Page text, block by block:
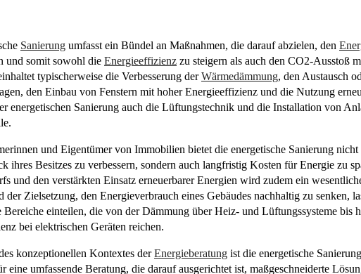
Sanierung umfasst ein Bündel an Maßnahmen, die darauf abzielen, den
und somit sowohl die Energieeffizienz zu steigern als auch den CO2-Ausstoß
typischerweise die Verbesserung derWärmedämmung, den Austausch
den Einbau von Fenstern mit hoher Energieeffizienz und die Nutzung
energetischen Sanierung auch die Lüftungstechnik und die Installation von
und Eigentümer von Immobilien bietet die energetische Sanierung nicht
ihres Besitzes zu verbessern, sondern auch langfristig Kosten für Energie zu
und den verstärkten Einsatz erneuerbarer Energien wird zudem ein
der Zielsetzung, den Energieverbrauch eines Gebäudes nachhaltig zu senken,
Bereiche einteilen, die von der Dämmung über Heiz- und Lüftungssysteme bis
bei elektrischen Geräten reichen.
konzeptionellen Kontextes derEnergieberatung ist die energetische
eine umfassende Beratung, die darauf ausgerichtet ist, maßgeschneiderte